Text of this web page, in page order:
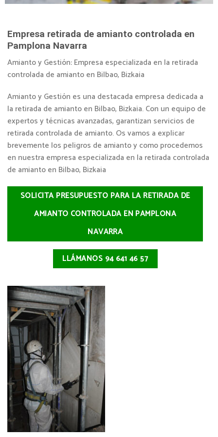
Empresa retirada de amianto controlada en
Pamplona Navarra
Amianto y Gestión: Empresa especializada en la retirada
controlada de amianto en Bilbao, Bizkaia
Amianto y Gestión es una destacada empresa dedicada a
la retirada de amianto en Bilbao, Bizkaia. Con un equipo de
expertos y técnicas avanzadas, garantizan servicios de
retirada controlada de amianto. Os vamos a explicar
brevemente los peligros de amianto y como procedemos
en nuestra empresa especializada en la retirada controlada
de amianto en Bilbao, Bizkaia
SOLICITA PRESUPUESTO PARA LA RETIRADA DE
AMIANTO CONTROLADA EN PAMPLONA
NAVARRA
LLÁMANOS 94 641 46 57